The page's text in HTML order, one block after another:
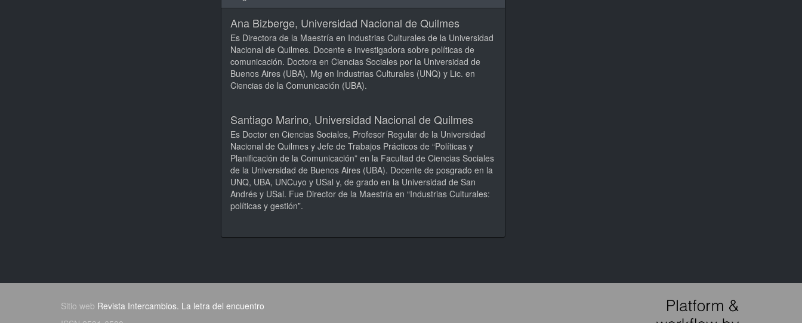
Ana Bizberge, Universidad Nacional de Quilmes
Es Directora de la Maestría en Industrias Culturales de la Universidad
Nacional de Quilmes. Docente e investigadora sobre políticas de
comunicación. Doctora en Ciencias Sociales por la Universidad de
Buenos Aires (UBA), Mg en Industrias Culturales (UNQ) y Lic. en
Ciencias de la Comunicación (UBA).
Santiago Marino, Universidad Nacional de Quilmes
Es Doctor en Ciencias Sociales, Profesor Regular de la Universidad
Nacional de Quilmes y Jefe de Trabajos Prácticos de “Políticas y
Planificación de la Comunicación” en la Facultad de Ciencias Sociales
de la Universidad de Buenos Aires (UBA). Docente de posgrado en la
UNQ, UBA, UNCuyo y USal y, de grado en la Universidad de San
Andrés y USal. Fue Director de la Maestría en “Industrias Culturales:
políticas y gestión”.
Sitio web Revista Intercambios. La letra del encuentro